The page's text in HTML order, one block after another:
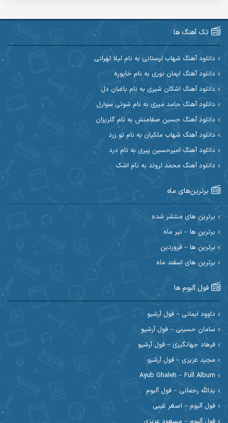
آرین صیادی
آرین مریدی
آوات بوکانی
آیت احمدنژاد
ابراهیم شمس ابوالحسن جاویدان
ابی حسینی
احسان آیینفر احسان اصغری
احسان امیدوار
احسان حیدری احسان دریادل
احسان رمضانی احسان علیانی
احسان کریمی احسان کمری
احسان مرادیان احمد اسلامی
احمد بیرانوند
احمد صحراییان
احمد نازدار احمد نوریان
احمدرضا امرایی
ارسلان منصوری ارسی بند
تک آهنگ ها
دانلود آهنگ شهاب لرستانی به نام لیلا تهرانی
دانلود آهنگ ایمان نوری به نام خاپوره
دانلود آهنگ اشکان شیری به نام باغبان دل
دانلود آهنگ حامد میری به نام شوتی سوارل
دانلود آهنگ حسین صفامنش به نام گلریزان
دانلود آهنگ شهاب ملکیان به نام تو زرد
دانلود آهنگ امیرحسین پیری به نام درد
دانلود آهنگ محمد لروند به نام اشک
برترین‌های ماه
برترین های منتشر شده
برترین ها – تیر ماه
برترین ها – فروردین
برترین های اسفند ماه
فول آلبوم ها
داوود ایمانی – فول آرشیو
سامان حسینی – فول آرشیو
فرهاد جهانگیری – فول آرشیو
مجید عزیزی – فول آرشیو
Ayub Ghaleh – Full Album
یدالله رحمانی – فول آلبوم
فول آلبوم – اصغر غیبی